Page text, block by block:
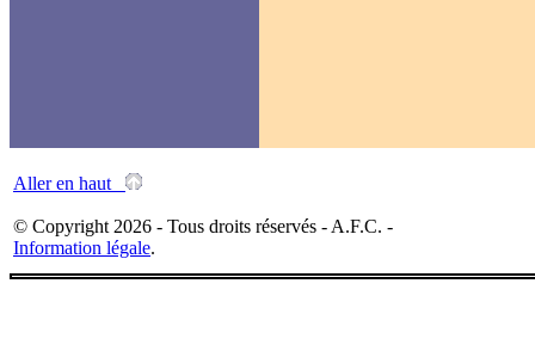
Aller en haut
© Copyright 2026 - Tous droits réservés - A.F.C. -
Information légale.